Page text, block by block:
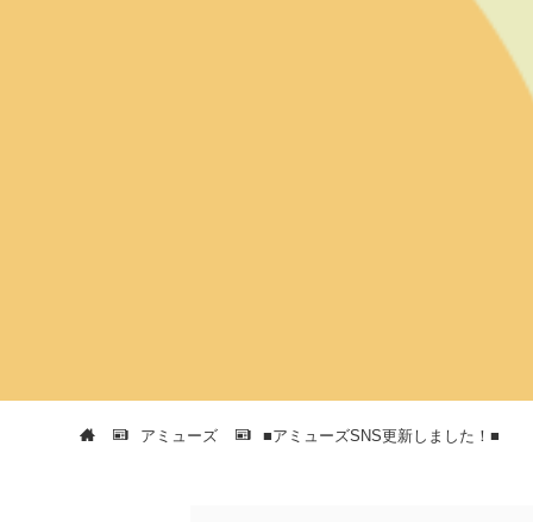
アミューズ ■アミューズSNS更新しました！■